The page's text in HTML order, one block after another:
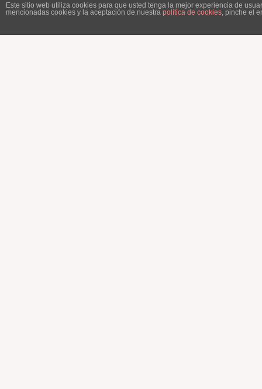
Este sitio web utiliza cookies para que usted tenga la mejor experiencia de
mencionadas cookies y la aceptación de nuestra política de cookies , pinche el